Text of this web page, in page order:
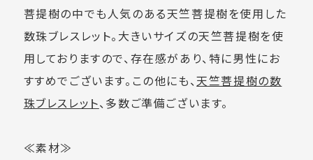
菩提樹の中でも人気のある天竺菩提樹を使用した
数珠ブレスレット。大きいサイズの天竺菩提樹を使
用しておりますので、存在感があり、特に男性にお
すすめでございます。この他にも、天竺菩提樹の数
珠ブレスレット、多数ご準備ございます。
≪素材≫